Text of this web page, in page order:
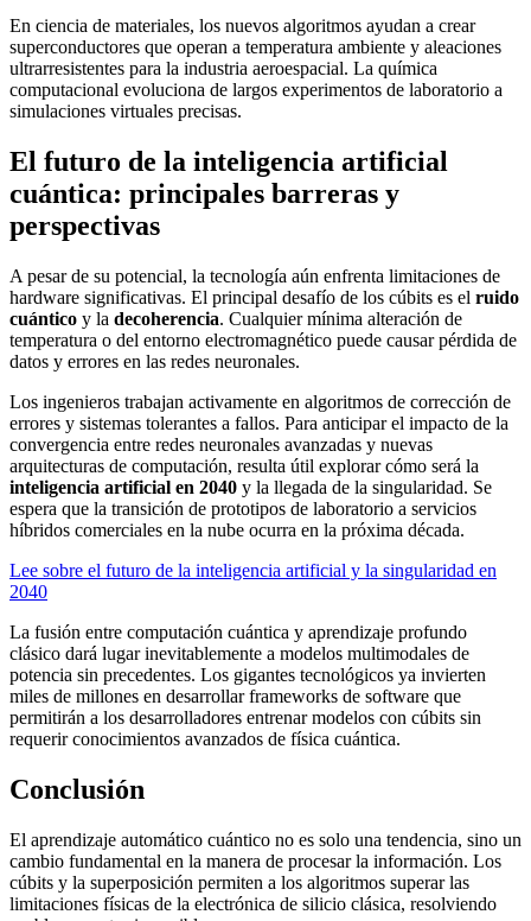
En ciencia de materiales, los nuevos algoritmos ayudan a crear
superconductores que operan a temperatura ambiente y aleaciones
ultrarresistentes para la industria aeroespacial. La química
computacional evoluciona de largos experimentos de laboratorio a
simulaciones virtuales precisas.
El futuro de la inteligencia artificial
cuántica: principales barreras y
perspectivas
A pesar de su potencial, la tecnología aún enfrenta limitaciones de
hardware significativas. El principal desafío de los cúbits es el ruido
cuántico y la decoherencia. Cualquier mínima alteración de
temperatura o del entorno electromagnético puede causar pérdida de
datos y errores en las redes neuronales.
Los ingenieros trabajan activamente en algoritmos de corrección de
errores y sistemas tolerantes a fallos. Para anticipar el impacto de la
convergencia entre redes neuronales avanzadas y nuevas
arquitecturas de computación, resulta útil explorar cómo será la
inteligencia artificial en 2040 y la llegada de la singularidad. Se
espera que la transición de prototipos de laboratorio a servicios
híbridos comerciales en la nube ocurra en la próxima década.
Lee sobre el futuro de la inteligencia artificial y la singularidad en
2040
La fusión entre computación cuántica y aprendizaje profundo
clásico dará lugar inevitablemente a modelos multimodales de
potencia sin precedentes. Los gigantes tecnológicos ya invierten
miles de millones en desarrollar frameworks de software que
permitirán a los desarrolladores entrenar modelos con cúbits sin
requerir conocimientos avanzados de física cuántica.
Conclusión
El aprendizaje automático cuántico no es solo una tendencia, sino un
cambio fundamental en la manera de procesar la información. Los
cúbits y la superposición permiten a los algoritmos superar las
limitaciones físicas de la electrónica de silicio clásica, resolviendo